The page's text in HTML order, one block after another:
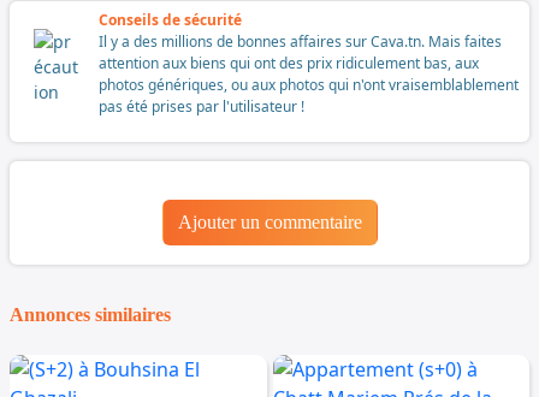
Conseils de sécurité
Il y a des millions de bonnes affaires sur Cava.tn. Mais faites
attention aux biens qui ont des prix ridiculement bas, aux
photos génériques, ou aux photos qui n'ont vraisemblablement
pas été prises par l'utilisateur !
Ajouter un commentaire
Annonces similaires